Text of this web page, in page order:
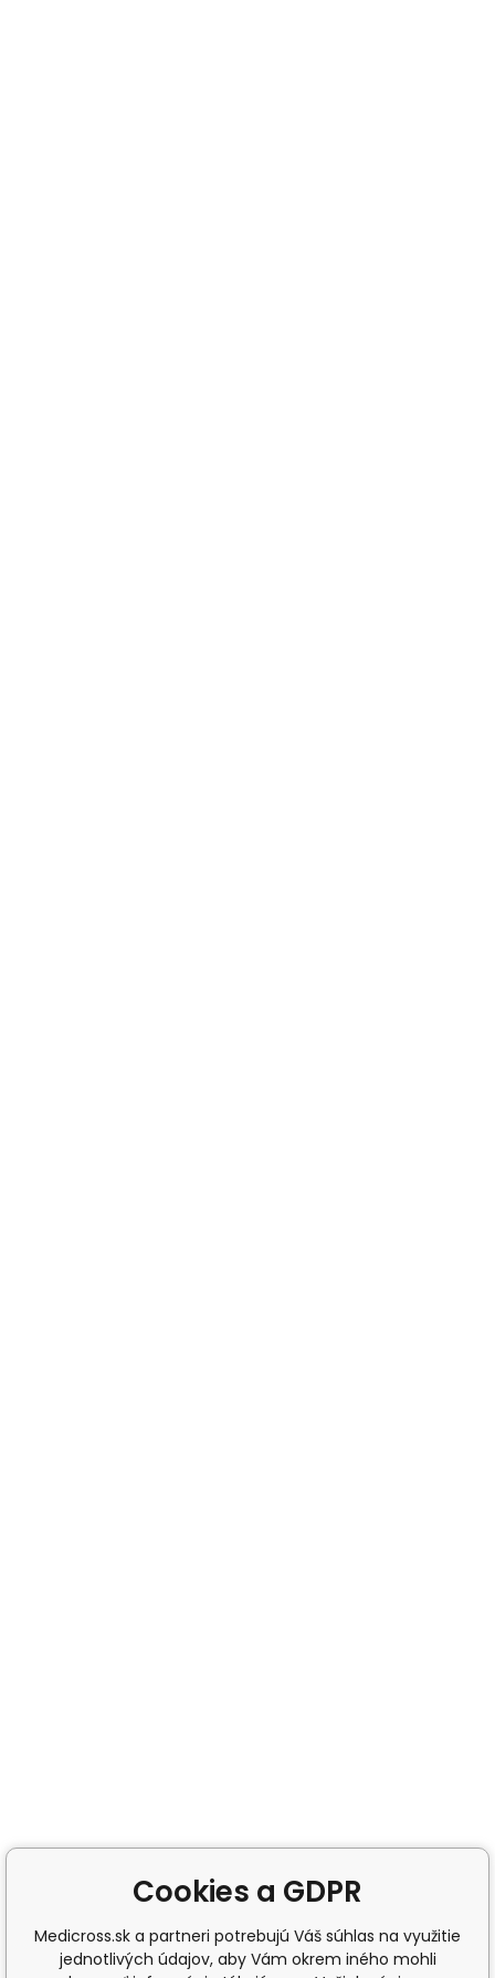
Cookies a GDPR
Medicross.sk a partneri potrebujú Váš súhlas na využitie
jednotlivých údajov, aby Vám okrem iného mohli